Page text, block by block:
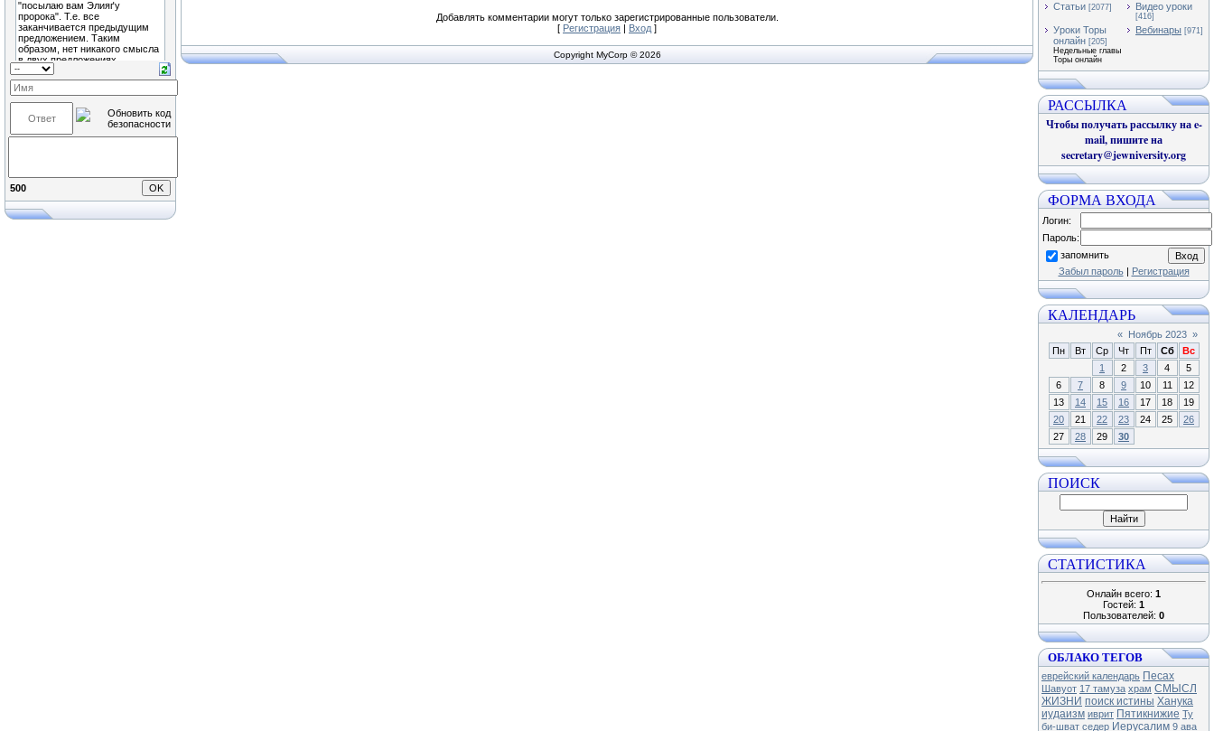
500
Добавлять комментарии могут только зарегистрированные пользователи.
[ Регистрация | Вход ]
Copyright MyCorp © 2026
Статьи [2077] Видео уроки
[416]
Уроки Торы
онлайн [205]
Недельные главы
Торы онлайн
Вебинары [971]
РАССЫЛКА
Чтобы получать рассылку на e-
mail, пишите на
secretary@jewniversity.org
ФОРМА ВХОДА
Логин:
Пароль:
запомнить
Забыл пароль| Регистрация
КАЛЕНДАРЬ
« Ноябрь 2023 »
Пн
Вт Ср Чт Пт Сб
Вс
1
2 3 4
5
6
7 8 9 10 11
12
13
14 15 16 17 18
19
20
21 22 23 24 25
26
27
28 29 30
ПОИСК
СТАТИСТИКА
Онлайн всего: 1
Гостей: 1
Пользователей: 0
ОБЛАКО ТЕГОВ
еврейский календарь Песах
Шавуот 17 тамуза храм СМЫСЛ
ЖИЗНИ поиск истины Ханука
иудаизм иврит Пятикнижие Ту
би-шват седер Иерусалим 9 ава